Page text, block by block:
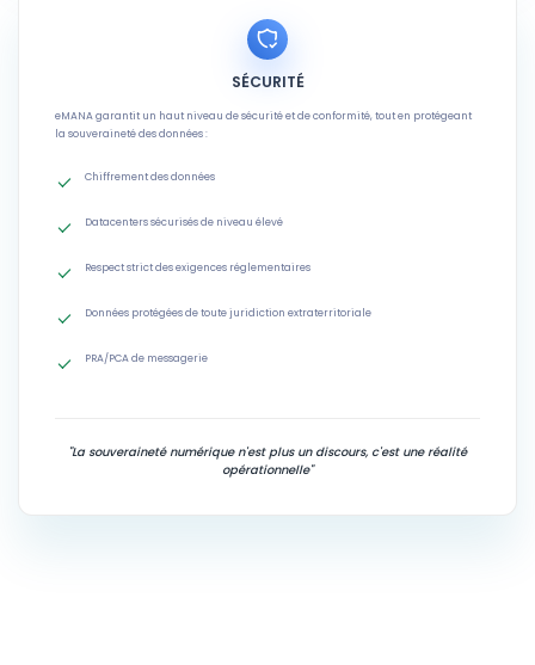
SÉCURITÉ
eMANA garantit un haut niveau de sécurité et de conformité, tout en protégeant
la souveraineté des données :
Chiffrement des données
Datacenters sécurisés de niveau élevé
Respect strict des exigences réglementaires
Données protégées de toute juridiction extraterritoriale
PRA/PCA de messagerie
"La souveraineté numérique n'est plus un discours, c'est une réalité
opérationnelle"